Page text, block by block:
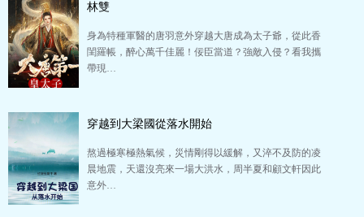
林雙
身為特種軍醫的唐羽意外穿越大唐成為太子爺，從此香
閨羅帳，醉心萬千佳麗！佞臣當道？強敵入侵？看我攜
帶現…
穿越到大梁國從落水開始
熬過極寒極熱氣候，災情剛得以緩解，又淬不及防的凌
晨地震，天還沒亮來一場大洪水，周半夏和顧文軒因此
意外…